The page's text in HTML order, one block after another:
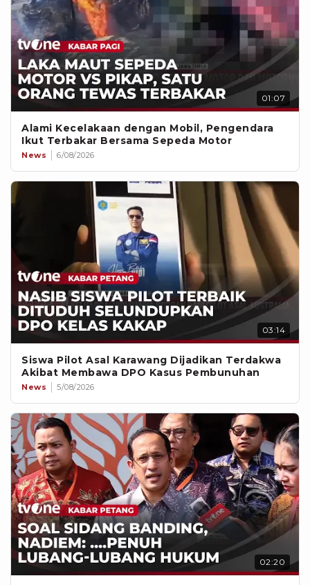
01:07
Alami Kecelakaan dengan Mobil, Pengendara
Ikut Terbakar Bersama Sepeda Motor
News 6/08/2026
03:14
Siswa Pilot Asal Karawang Dijadikan Terdakwa
Akibat Membawa DPO Kasus Pembunuhan
News 5/08/2026
02:20